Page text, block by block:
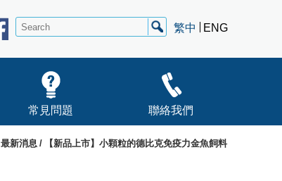
繁中 ENG
常見問題 聯絡我們
最新消息 【新品上市】小顆粒的德比克免疫力金魚飼料